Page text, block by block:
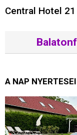
Central Hotel
A NAP NYERTESEI